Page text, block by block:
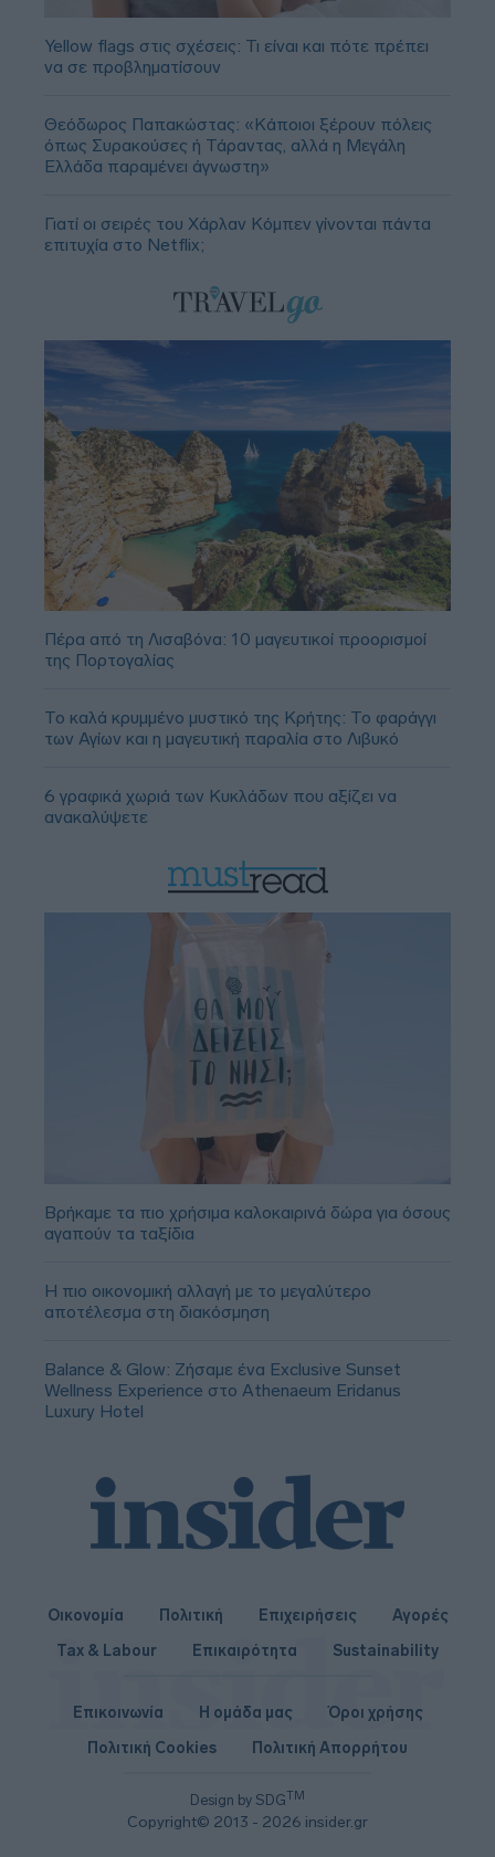
Yellow flags στις σχέσεις: Τι είναι και πότε πρέπει
να σε προβληματίσουν
Θεόδωρος Παπακώστας: «Κάποιοι ξέρουν πόλεις
όπως Συρακούσες ή Τάραντας, αλλά η Μεγάλη
Ελλάδα παραμένει άγνωστη»
Γιατί οι σειρές του Χάρλαν Κόμπεν γίνονται πάντα
επιτυχία στο Netflix;
Πέρα από τη Λισαβόνα: 10 μαγευτικοί προορισμοί
της Πορτογαλίας
Το καλά κρυμμένο μυστικό της Κρήτης: Το φαράγγι
των Αγίων και η μαγευτική παραλία στο Λιβυκό
6 γραφικά χωριά των Κυκλάδων που αξίζει να
ανακαλύψετε
Βρήκαμε τα πιο χρήσιμα καλοκαιρινά δώρα για όσους
αγαπούν τα ταξίδια
Η πιο οικονομική αλλαγή με το μεγαλύτερο
αποτέλεσμα στη διακόσμηση
Balance & Glow: Ζήσαμε ένα Exclusive Sunset
Wellness Experience στο Athenaeum Eridanus
Luxury Hotel
Οικονομία Πολιτική Επιχειρήσεις
Αγορές
Tax & Labour
Επικαιρότητα Sustainability
Design by SDGTM
Copyright© 2013 - 2026 insider.gr
Επικοινωνία Η ομάδα μας
Όροι χρήσης
Πολιτική Cookies
Πολιτική Απορρήτου